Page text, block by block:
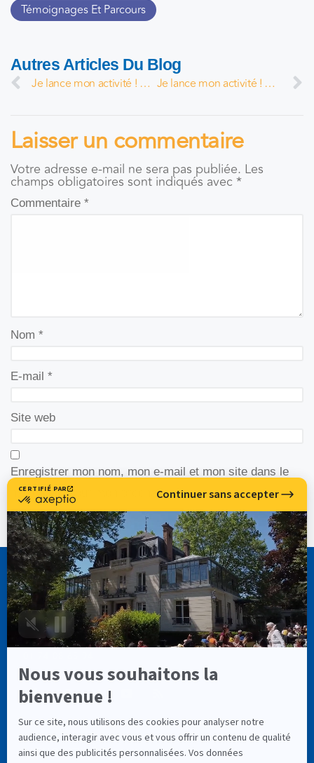
Témoignages Et Parcours
Autres Articles Du Blog
Je lance mon activité ! par Sandrine MICHAUDEL Je lance mon activité ! par Lisa Lopez
Laisser un commentaire
Votre adresse e-mail ne sera pas publiée. Les
champs obligatoires sont indiqués avec *
Commentaire *
Nom *
E-mail *
Site web
Enregistrer mon nom, mon e-mail et mon site dans le
navigateur pour mon prochain commentaire.
CASSIOPÉE FORMATION
info@cassiopee-formation.com
LIENS UTILES